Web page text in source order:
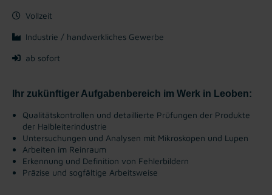
Vollzeit
Industrie / handwerkliches Gewerbe
ab sofort
Ihr zukünftiger Aufgabenbereich im Werk in Leoben:
Qualitätskontrollen und detaillierte Prüfungen der Produkte
der Halbleiterindustrie
Untersuchungen und Analysen mit Mikroskopen und Lupen
Arbeiten im Reinraum
Erkennung und Definition von Fehlerbildern
Präzise und sogfältige Arbeitsweise